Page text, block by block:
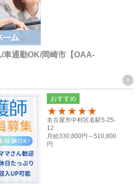
するため、利用目的の達成に必要な
いの全部又は一部を委託する場合
した個人情報を、下記に記載したグ
をする場合があります。
.プロ
車通勤OK/岡崎市【OAA-
おすすめ
100
名古屋市中村区名駅5-25-
12
月給330,800円～510,800
円